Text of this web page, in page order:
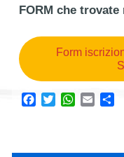
FORM che
Form
Facebook
TwitterWhatsApp
Email